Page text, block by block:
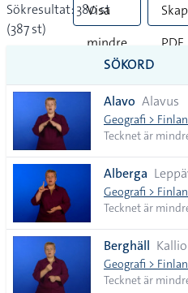
Sökresultat: 380 st
(387 st)
Visa
mindre
tecken
PDF
SÖKORD
Alavo Alavus
Geografi >
Tecknet är
Alberga
Geografi >
Tecknet är
Berghäll Kallio
Geografi >
Tecknet är